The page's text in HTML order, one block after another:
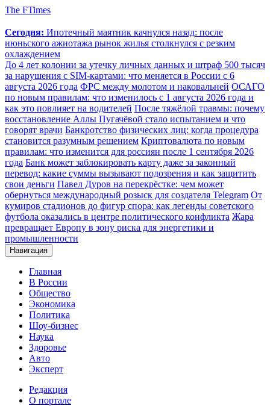
The FTimes
Сегодня: Ипотечный маятник качнулся назад: после
июньского ажиотажа рынок жилья столкнулся с резким
охлаждением
До 4 лет колонии за утечку личных данных и штраф 500 тысяч
за нарушения с SIM-картами: что меняется в России с 6
августа 2026 года ФРС между молотом и наковальней ОСАГО
по новым правилам: что изменилось с 1 августа 2026 года и
как это повлияет на водителей После тяжёлой травмы: почему
восстановление Аллы Пугачёвой стало испытанием и что
говорят врачи Банкротство физических лиц: когда процедура
становится разумным решением Криптовалюта по новым
правилам: что изменится для россиян после 1 сентября 2026
года Банк может заблокировать карту даже за законный
перевод: какие суммы вызывают подозрения и как защитить
свои деньги Павел Дуров на перекрёстке: чем может
обернуться международный розыск для создателя Telegram От
кумиров стадионов до фигур спора: как легенды советского
футбола оказались в центре политического конфликта Жара
превращает Европу в зону риска для энергетики и
промышленности
Навигация
Главная
В России
Общество
Экономика
Политика
Шоу-бизнес
Наука
Здоровье
Авто
Эксперт
Редакция
О портале